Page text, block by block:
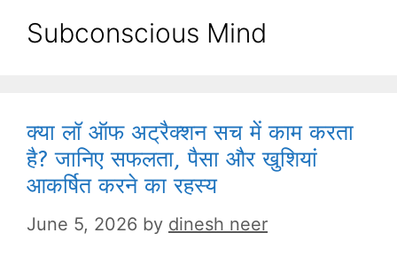
Subconscious Mind
क्या लॉ ऑफ अट्रैक्शन सच में काम करता
है? जानिए सफलता, पैसा और खुशियां
आकर्षित करने का रहस्य
June 5, 2026 by dinesh neer